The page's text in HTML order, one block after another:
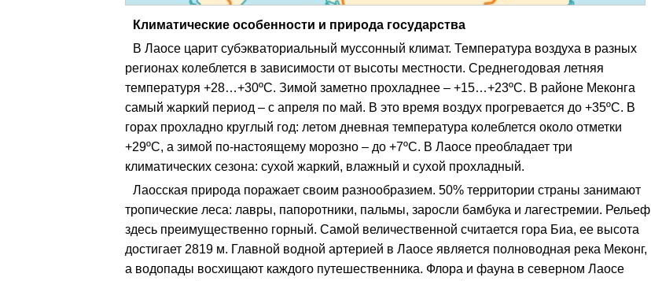
Климатические особенности и природа государства
В Лаосе царит субэкваториальный муссонный климат. Температура воздуха в разных
регионах колеблется в зависимости от высоты местности. Среднегодовая летняя
температуря +28…+30ºС. Зимой заметно прохладнее – +15…+23ºС. В районе Меконга
самый жаркий период – с апреля по май. В это время воздух прогревается до +35ºС. В
горах прохладно круглый год: летом дневная температура колеблется около отметки
+29ºС, а зимой по-настоящему морозно – до +7ºС. В Лаосе преобладает три
климатических сезона: сухой жаркий, влажный и сухой прохладный.
Лаосская природа поражает своим разнообразием. 50% территории страны занимают
тропические леса: лавры, папоротники, пальмы, заросли бамбука и лагестремии. Рельеф
здесь преимущественно горный. Самой величественной считается гора Биа, ее высота
достигает 2819 м. Главной водной артерией в Лаосе является полноводная река Меконг,
а водопады восхищают каждого путешественника. Флора и фауна в северном Лаосе